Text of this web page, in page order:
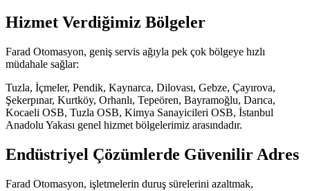
Hizmet Verdiğimiz Bölgeler
Farad Otomasyon, geniş servis ağıyla pek çok bölgeye hızlı
müdahale sağlar:
Tuzla, İçmeler, Pendik, Kaynarca, Dilovası, Gebze, Çayırova,
Şekerpınar, Kurtköy, Orhanlı, Tepeören, Bayramoğlu, Darıca,
Kocaeli OSB, Tuzla OSB, Kimya Sanayicileri OSB, İstanbul
Anadolu Yakası genel hizmet bölgelerimiz arasındadır.
Endüstriyel Çözümlerde Güvenilir Adres
Farad Otomasyon, işletmelerin duruş sürelerini azaltmak,